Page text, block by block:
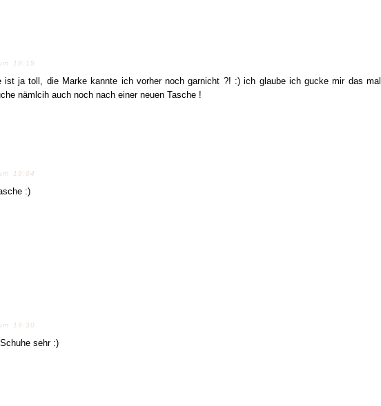
18:15
ist ja toll, die Marke kannte ich vorher noch garnicht ?! :) ich glaube ich gucke mir das mal
nämlcih auch noch nach einer neuen Tasche !
19:04
:)
19:30
sehr :)